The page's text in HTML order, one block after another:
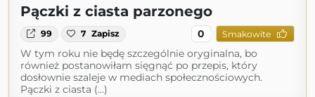
Pączki z ciasta parzonego
99 7 Zapisz 0 Smakowite
W tym roku nie będę szczególnie oryginalna, bo
również postanowiłam sięgnąć po przepis, który
dosłownie szaleje w mediach społecznościowych.
Pączki z ciasta (...)